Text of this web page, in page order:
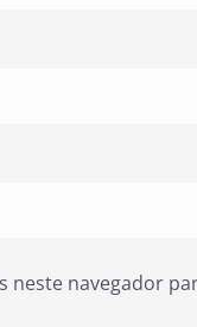
neste navegador